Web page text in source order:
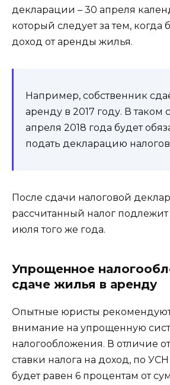
декларации – 30 апреля
который следует за тем, когда
доход от аренды жилья.
Например, собственник
аренду в 2017 году. В таком
апреля 2018 года будет
подать декларацию
После сдачи налоговой
рассчитанный налог подлежит
июля того же года.
Упрощенное
сдаче жилья в аренду
Опытные юристы рекомендуют
внимание на упрощенную
налогообложения. В отличие
ставки налога на доход, по
будет равен 6 процентам от